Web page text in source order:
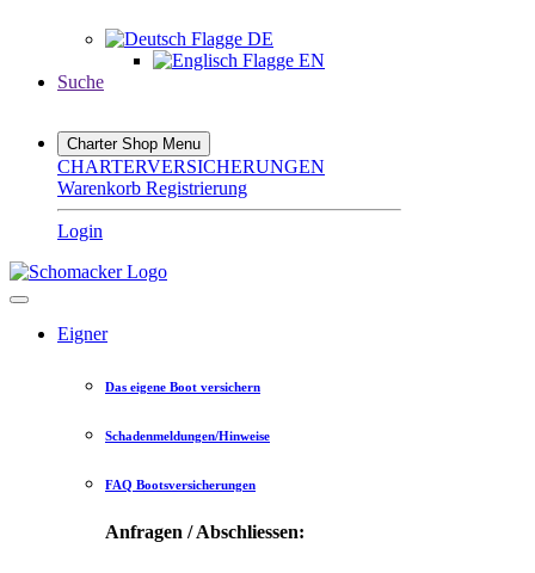
DE
EN
Suche
Charter Shop Menu
CHARTERVERSICHERUNGEN
Warenkorb Registrierung
Login
Eigner
Das eigene Boot versichern
Schadenmeldungen/Hinweise
FAQ Bootsversicherungen
Anfragen / Abschliessen: